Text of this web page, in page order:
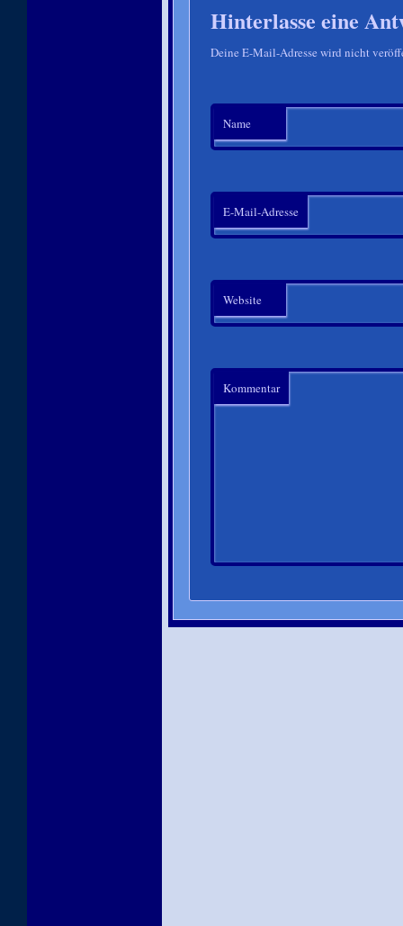
Hinterlasse eine
Deine E-Mail-Adresse wird nicht
Name
E-Mail-Adresse
Website
Kommentar